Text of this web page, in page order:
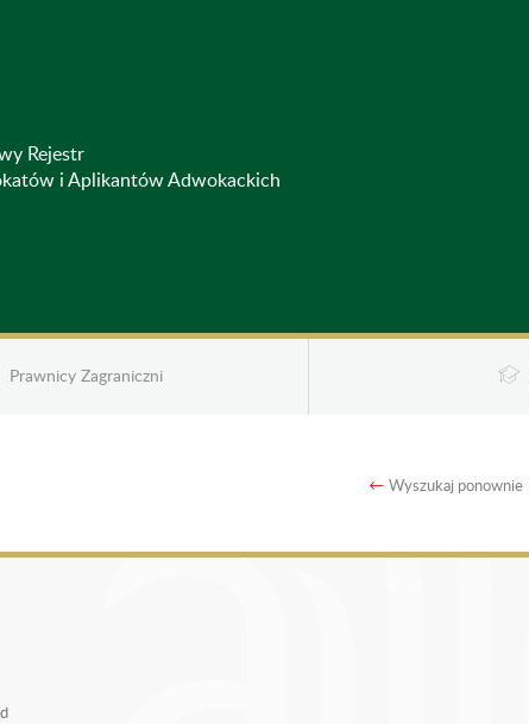
Rejestr
i Aplikantów Adwokackich
Prawnicy Zagraniczni
Wyszukaj ponownie